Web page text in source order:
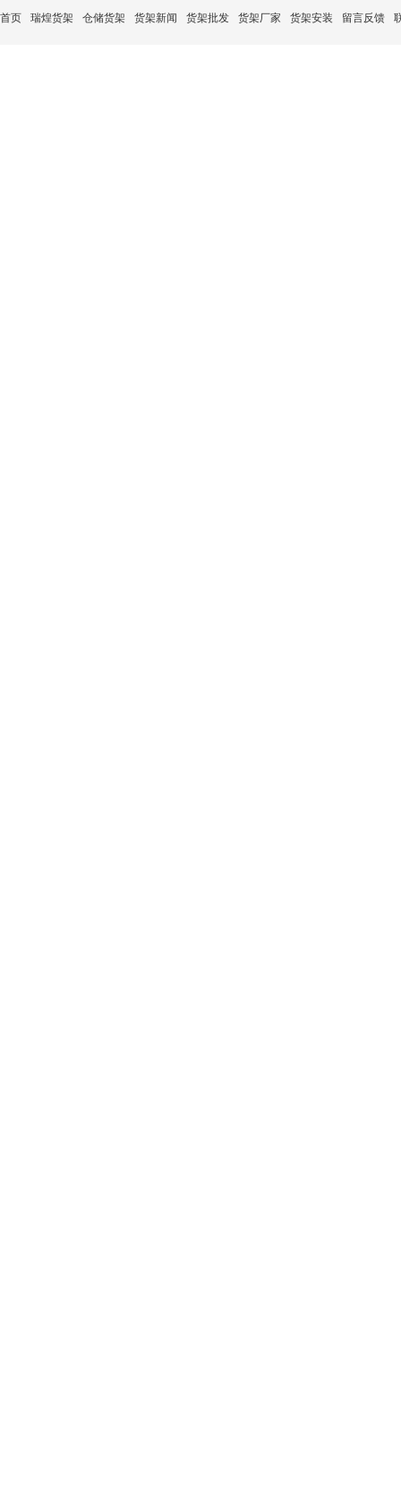
首页 瑞煌货架 仓储货架 货架新闻 货架批发 货架厂家 货架安装 留言反馈